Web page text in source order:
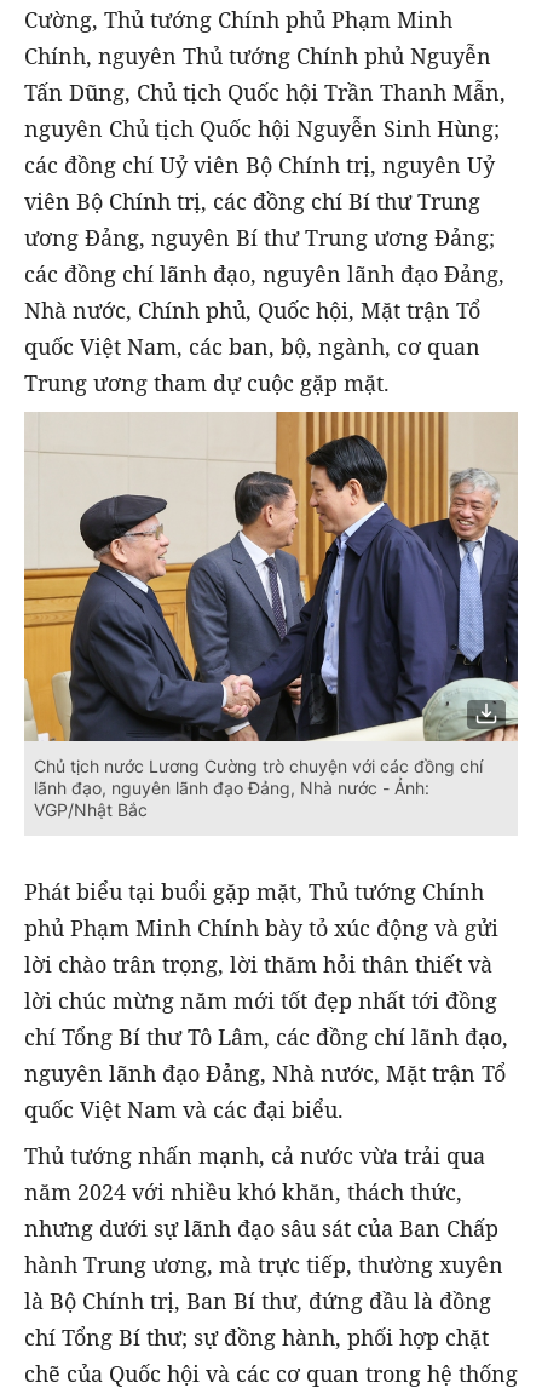
Cường, Thủ tướng Chính phủ Phạm Minh
Chính, nguyên Thủ tướng Chính phủ Nguyễn
Tấn Dũng, Chủ tịch Quốc hội Trần Thanh Mẫn,
nguyên Chủ tịch Quốc hội Nguyễn Sinh Hùng;
các đồng chí Uỷ viên Bộ Chính trị, nguyên Uỷ
viên Bộ Chính trị, các đồng chí Bí thư Trung
ương Đảng, nguyên Bí thư Trung ương Đảng;
các đồng chí lãnh đạo, nguyên lãnh đạo Đảng,
Nhà nước, Chính phủ, Quốc hội, Mặt trận Tổ
quốc Việt Nam, các ban, bộ, ngành, cơ quan
Trung ương tham dự cuộc gặp mặt.
Chủ tịch nước Lương Cường trò chuyện với các đồng chí
lãnh đạo, nguyên lãnh đạo Đảng, Nhà nước - Ảnh:
VGP/Nhật Bắc
Phát biểu tại buổi gặp mặt, Thủ tướng Chính
phủ Phạm Minh Chính bày tỏ xúc động và gửi
lời chào trân trọng, lời thăm hỏi thân thiết và
lời chúc mừng năm mới tốt đẹp nhất tới đồng
chí Tổng Bí thư Tô Lâm, các đồng chí lãnh đạo,
nguyên lãnh đạo Đảng, Nhà nước, Mặt trận Tổ
quốc Việt Nam và các đại biểu.
Thủ tướng nhấn mạnh, cả nước vừa trải qua
năm 2024 với nhiều khó khăn, thách thức,
nhưng dưới sự lãnh đạo sâu sát của Ban Chấp
hành Trung ương, mà trực tiếp, thường xuyên
là Bộ Chính trị, Ban Bí thư, đứng đầu là đồng
chí Tổng Bí thư; sự đồng hành, phối hợp chặt
chẽ của Quốc hội và các cơ quan trong hệ thống